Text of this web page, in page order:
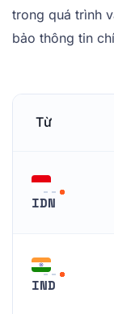
trong quá trình
bảo thông tin
Từ
IDN
IND